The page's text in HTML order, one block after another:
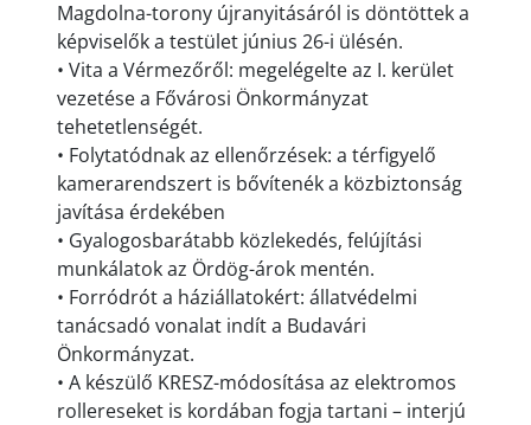
Magdolna-torony újranyitásáról is döntöttek a
képviselők a testület június 26-i ülésén.
• Vita a Vérmezőről: megelégelte az I. kerület
vezetése a Fővárosi Önkormányzat
tehetetlenségét.
• Folytatódnak az ellenőrzések: a térfigyelő
kamerarendszert is bővítenék a közbiztonság
javítása érdekében
• Gyalogosbarátabb közlekedés, felújítási
munkálatok az Ördög-árok mentén.
• Forródrót a háziállatokért: állatvédelmi
tanácsadó vonalat indít a Budavári
Önkormányzat.
• A készülő KRESZ-módosítása az elektromos
rollereseket is kordában fogja tartani – interjú